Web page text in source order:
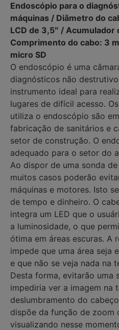
Endoscópio para o
máquinas / Diâmetro do
LCD de 3,5″ /
Comprimento do cabo: 3
micro SD
O endoscópio é uma
diagnósticos não
instrumento ideal para
lugares de difícil acesso.
utiliza o endoscópio são
fabricação de sanitários e
setor de construção. O
adequado para o setor do
Ao dispor de uma sonda
muitos casos poderão
máquinas e motores. Isto
de tempo e dinheiro. O
integra um LED que o
a luminosidade, o que
ótima em áreas escuras. A
impede que uma área seja
e que não se veja nada na
Desta forma, evitarão uma
impediria ver a imagem na
deslumbramento do
dispõe da função de zoom
visualizando nesse